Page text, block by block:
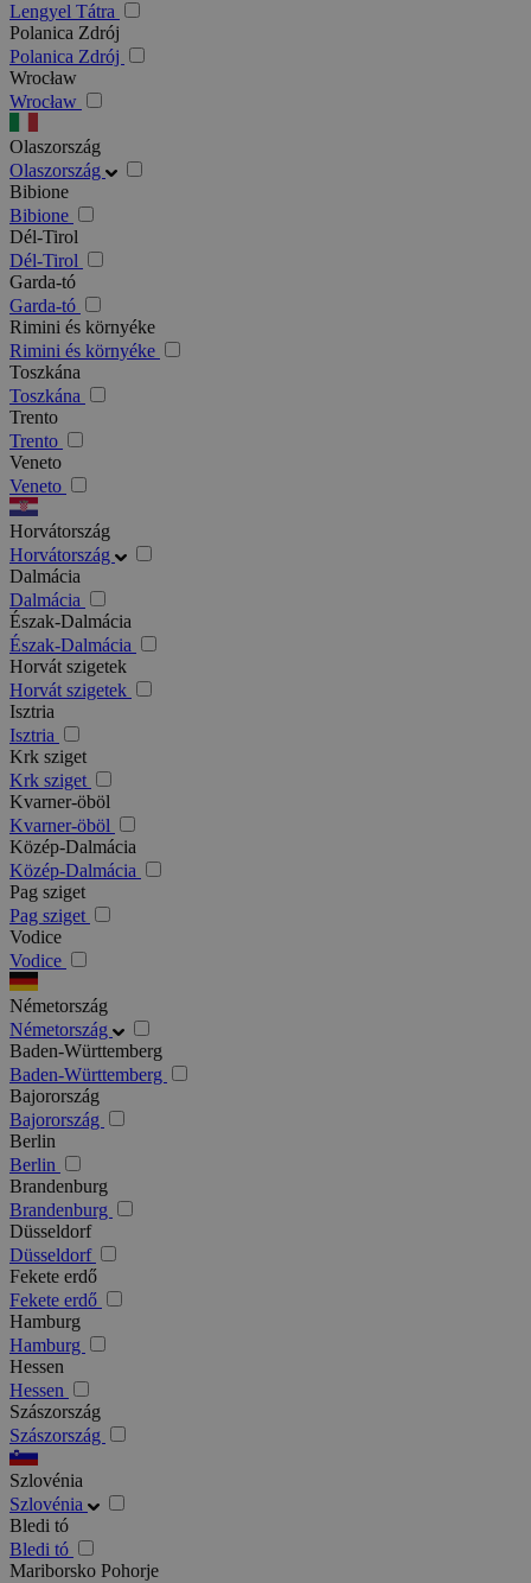
Lengyel Tátra
Polanica Zdrój
Polanica Zdrój
Wrocław
Wrocław
Olaszország
Olaszország
Bibione
Bibione
Dél-Tirol
Dél-Tirol
Garda-tó
Garda-tó
Rimini és környéke
Rimini és környéke
Toszkána
Toszkána
Trento
Trento
Veneto
Veneto
Horvátország
Horvátország
Dalmácia
Dalmácia
Észak-Dalmácia
Észak-Dalmácia
Horvát szigetek
Horvát szigetek
Isztria
Isztria
Krk sziget
Krk sziget
Kvarner-öböl
Kvarner-öböl
Közép-Dalmácia
Közép-Dalmácia
Pag sziget
Pag sziget
Vodice
Vodice
Németország
Németország
Baden-Württemberg
Baden-Württemberg
Bajorország
Bajorország
Berlin
Berlin
Brandenburg
Brandenburg
Düsseldorf
Düsseldorf
Fekete erdő
Fekete erdő
Hamburg
Hamburg
Hessen
Hessen
Szászország
Szászország
Szlovénia
Szlovénia
Bledi tó
Bledi tó
Mariborsko Pohorje